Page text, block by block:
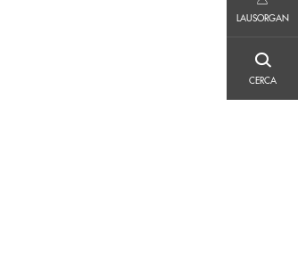
LAUSORGAN
CERCA